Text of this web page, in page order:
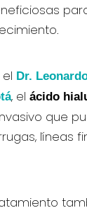
Dr.
, el ácido
que
líneas